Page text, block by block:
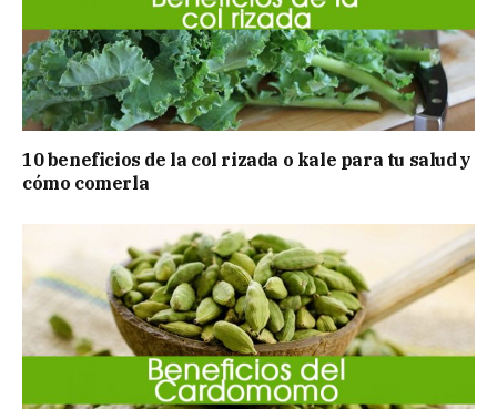
10 beneficios de la col rizada o kale para tu salud y
cómo comerla